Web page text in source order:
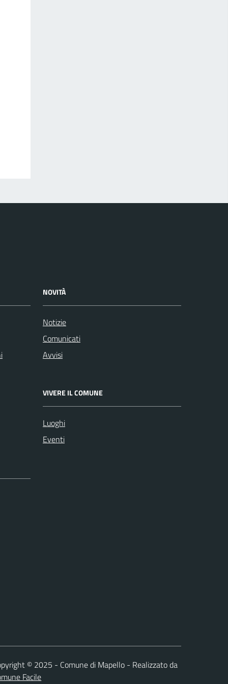
NOVITÀ
Notizie
Comunicati
Avvisi
VIVERE IL COMUNE
Luoghi
Eventi
© 2025 - Comune di Mapello - Realizzato da
Facile